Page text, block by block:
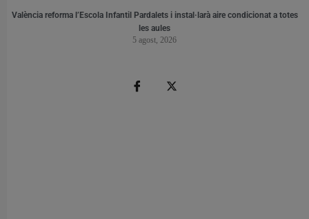
València reforma l’Escola Infantil Pardalets i instal·larà aire condicionat a totes
les aules
5 agost, 2026